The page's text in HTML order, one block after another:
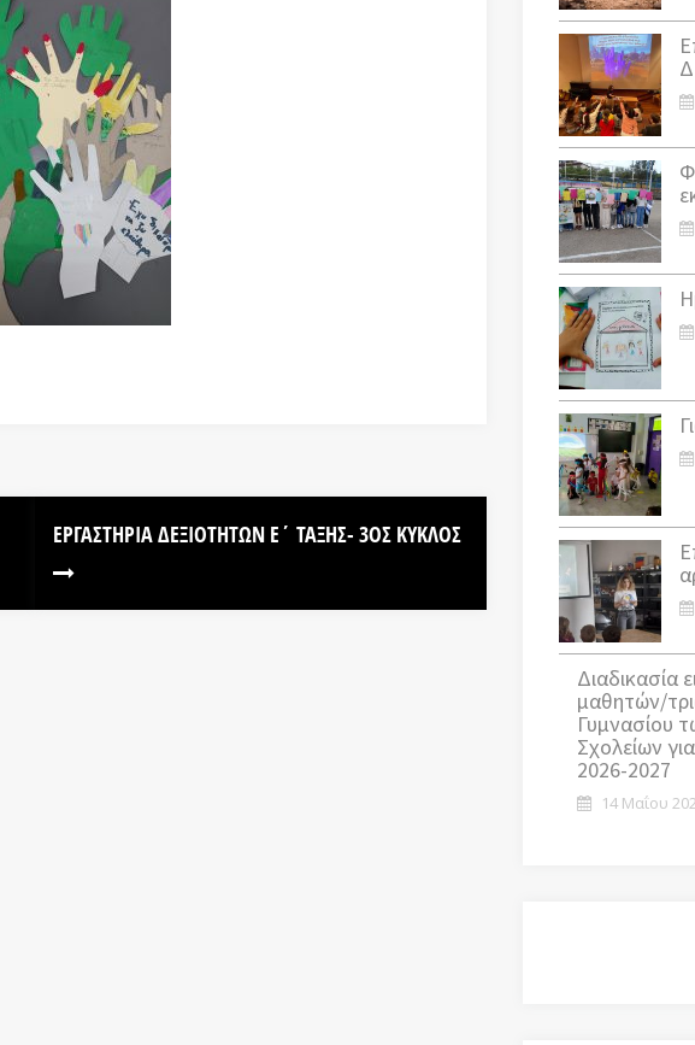
ΕΡΓΑΣΤΗΡΙΑ ΔΕΞΙΟΤΗΤΩΝ Ε΄ ΤΑΞΗΣ- 3ΟΣ ΚΎΚΛΟΣ
Διαδικασία
μαθητών/
Γυμνασίου
Σχολείων
2026-2027
14 Μαΐου